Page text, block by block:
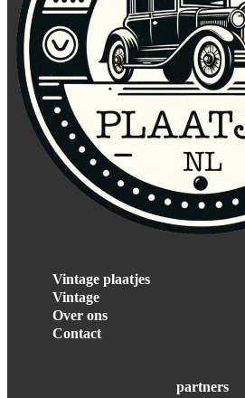
Vintage plaatjes
Vintage
Over ons
Contact
partners